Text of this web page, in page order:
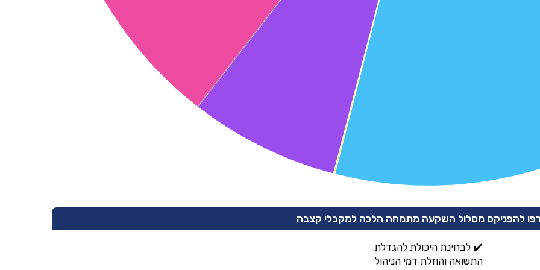
להפניקס מסלול השקעה מתמחה הלכה למקבלי קצבה
✔️ לבחינת היכולת להגדלת
התשואה והוזלת דמי הניהול